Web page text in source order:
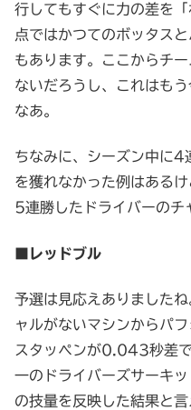
行してもすぐに力の差を
点ではかつてのボッタス
もあります。ここからチ
ないだろうし、これはも
なあ。
ちなみに、シーズン中に4
を獲れなかった例はある
5連勝したドライバーの
■レッドブル
予選は見応えありました
ャルがないマシンからパ
スタッペンが0.043秒差
一のドライバーズサーキ
の技量を反映した結果と言